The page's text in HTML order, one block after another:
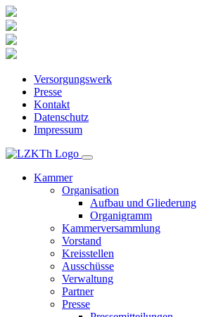
Versorgungswerk
Presse
Kontakt
Datenschutz
Impressum
Kammer
Organisation
Aufbau und Gliederung
Organigramm
Kammerversammlung
Vorstand
Kreisstellen
Ausschüsse
Verwaltung
Partner
Presse